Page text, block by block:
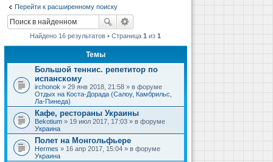
Перейти к расширенному поиску
Найдено 16 результатов • Страница1 из1
Темы
Большой теннис. репетитор по
испанскому
irchonok » 29 янв 2018, 21:58 » в форуме
Отдых на Коста-Дорада (Салоу, Камбрильс,
Ла-Пинеда)
Кафе, рестораны Украины
Bekotium » 19 июл 2017, 17:03 » в форуме
Украина
Полет на Монгольфьере
Hermes » 16 апр 2017, 15:04 » в форуме
Украина